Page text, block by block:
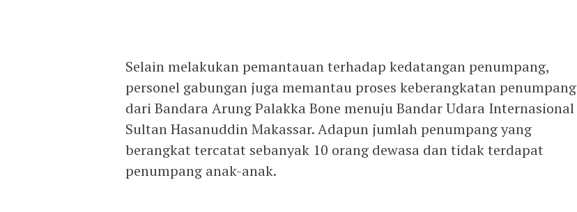
Selain melakukan pemantauan terhadap kedatangan penumpang,
personel gabungan juga memantau proses keberangkatan penumpang
dari Bandara Arung Palakka Bone menuju Bandar Udara Internasional
Sultan Hasanuddin Makassar. Adapun jumlah penumpang yang
berangkat tercatat sebanyak 10 orang dewasa dan tidak terdapat
penumpang anak-anak.